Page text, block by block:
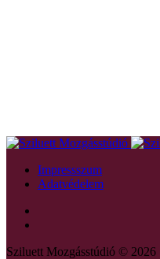
Impressszum
Adatvédelem
Sziluett Mozgásstúdió ©